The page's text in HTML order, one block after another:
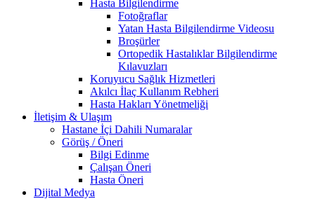
Hasta Bilgilendirme
Fotoğraflar
Yatan Hasta Bilgilendirme Videosu
Broşürler
Ortopedik Hastalıklar Bilgilendirme
Kılavuzları
Koruyucu Sağlık Hizmetleri
Akılcı İlaç Kullanım Rebheri
Hasta Hakları Yönetmeliği
İletişim & Ulaşım
Hastane İçi Dahili Numaralar
Görüş / Öneri
Bilgi Edinme
Çalışan Öneri
Hasta Öneri
Dijital Medya